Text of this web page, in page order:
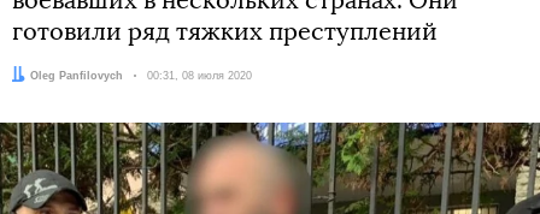
готовили ряд тяжких преступлений
Автор:
Oleg Panfilovych Дата:
00:31, 08 июля 2020